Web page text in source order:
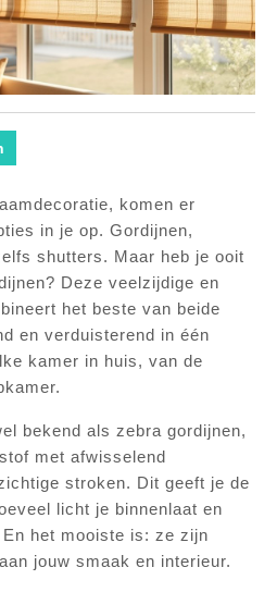
komen er
in je op. Gordijnen,
shutters. Maar heb je ooit
Deze veelzijdige en
het beste van beide
en verduisterend in één
kamer in huis, van de
bekend als zebra gordijnen,
met afwisselend
stroken. Dit geeft je de
licht je binnenlaat en
het mooiste is: ze zijn
jouw smaak en interieur.